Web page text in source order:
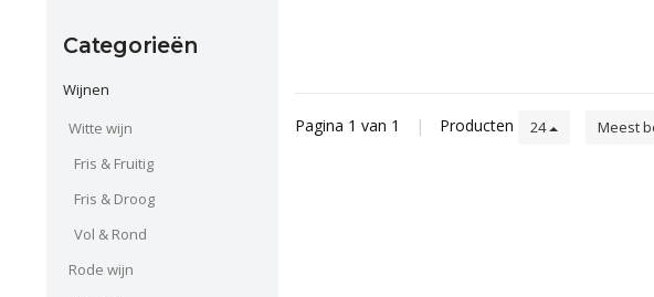
Categorieën
Wijnen
Witte wijn
Fris & Fruitig
Fris & Droog
Vol & Rond
Rode wijn
Pagina 1 van 1 | Producten 24 Meest